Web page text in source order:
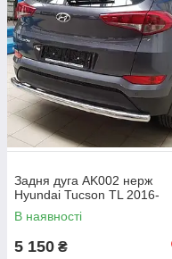
Задня дуга AK002 нерж
Hyundai Tucson TL 2016-
В наявності
5 150 ₴